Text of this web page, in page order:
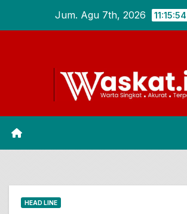
Jum. Agu 7th, 2026
HEAD LINE